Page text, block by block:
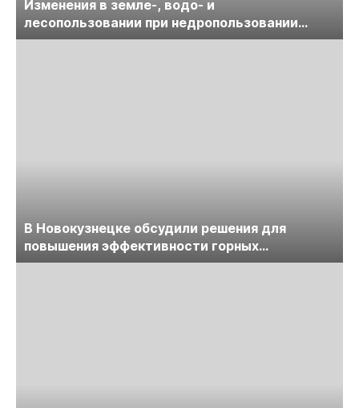
Изменения в земле-, водо- и
лесопользовании при недропользовании
обсудят на семинаре «ПравоТЭК»
В Новокузнецке обсудили решения для
повышения эффективности горных
предприятий